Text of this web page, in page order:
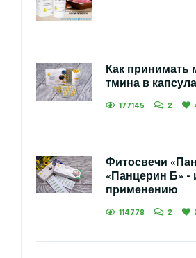
Как принимать
тмина в
177145 2
Фитосвечи
«Панцерин Б» -
применению
114778 2